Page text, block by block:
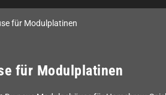
für Modulplatinen
für Modulplatinen